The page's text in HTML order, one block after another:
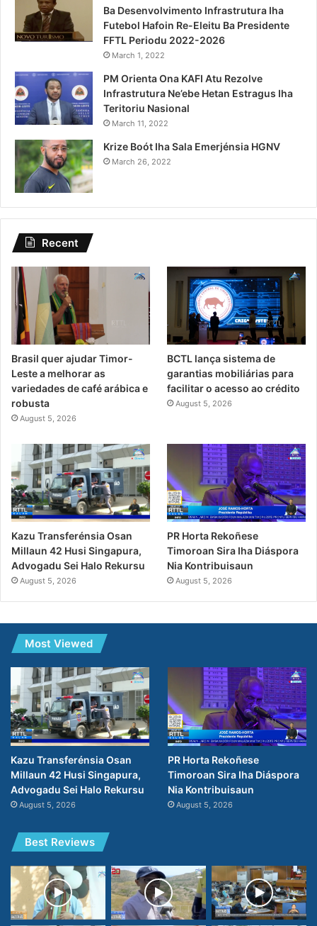
Ba Desenvolvimento Infrastrutura Iha
Futebol Hafoin Re-Eleitu Ba Presidente
FFTL Periodu 2022-2026
March 1, 2022
PM Orienta Ona KAFI Atu Rezolve
Infrastrutura Ne’ebe Hetan Estragus Iha
Teritoriu Nasional
March 11, 2022
Krize Boót Iha Sala Emerjénsia HGNV
March 26, 2022
Recent
Brasil quer ajudar Timor-
Leste a melhorar as
variedades de café arábica e
robusta
August 5, 2026
BCTL lança sistema de
garantias mobiliárias para
facilitar o acesso ao crédito
August 5, 2026
Kazu Transferénsia Osan
Millaun 42 Husi Singapura,
Advogadu Sei Halo Rekursu
August 5, 2026
PR Horta Rekoñese
Timoroan Sira Iha Diáspora
Nia Kontribuisaun
August 5, 2026
Most Viewed
Kazu Transferénsia Osan
Millaun 42 Husi Singapura,
Advogadu Sei Halo Rekursu
August 5, 2026
PR Horta Rekoñese
Timoroan Sira Iha Diáspora
Nia Kontribuisaun
August 5, 2026
Best Reviews